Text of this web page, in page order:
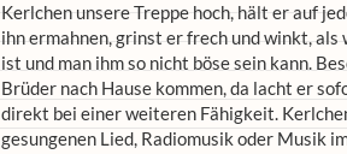
Kerlchen unsere Treppe hoch, hält er auf
ihn ermahnen, grinst er frech und winkt, als
ist und man ihm so nicht böse sein kann.
Brüder nach Hause kommen, da lacht er
direkt bei einer weiteren Fähigkeit.
gesungenen Lied, Radiomusik oder Musik